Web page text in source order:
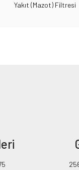
Yakıt (Mazot) Filtresi